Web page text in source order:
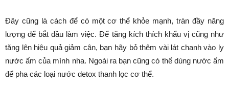
Đây cũng là cách để có một cơ thể khỏe mạnh, tràn đầy năng
lượng để bắt đầu làm việc. Để tăng kích thích khẩu vị cũng như
tăng lên hiệu quả giảm cân, bạn hãy bỏ thêm vài lát chanh vào ly
nước ấm của mình nha. Ngoài ra bạn cũng có thể dùng nước ấm
để pha các loại nước detox thanh lọc cơ thể.